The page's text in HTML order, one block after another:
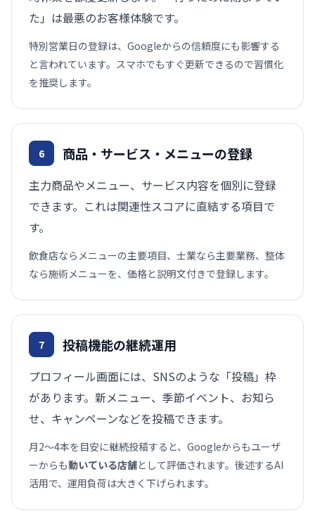
た」は最悪のお客様体験です。
特別営業日の登録は、Googleからの信頼度にも影響する
と言われています。スマホでもすぐ更新できるので習慣化
を推奨します。
6 商品・サービス・メニューの登録
主力商品やメニュー、サービス内容を個別に登録
できます。これは関連性スコアに直結する項目で
す。
飲食店ならメニューの主要項目、士業なら主要業務、整体
なら施術メニューを、価格と説明文付きで登録します。
7 投稿機能の継続運用
プロフィール画面には、SNSのような「投稿」枠
があります。新メニュー、季節イベント、お知ら
せ、キャンペーンなどを投稿できます。
月2〜4本を目安に継続投稿すると、Googleからもユーザ
ーからも動いている店舗として評価されます。後述するAI
活用で、運用負荷は大きく下げられます。